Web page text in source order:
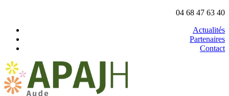
04 68 47 63 40
Actualités
Partenaires
Contact